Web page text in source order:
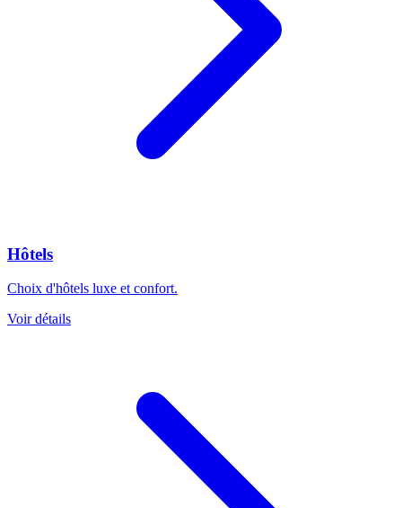
Hôtels
Choix d'hôtels luxe et confort.
Voir détails